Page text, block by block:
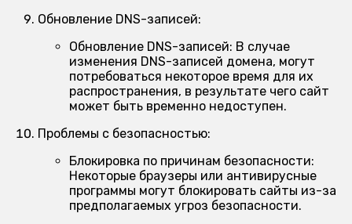
Обновление DNS-записей:
Обновление DNS-записей: В случае
изменения DNS-записей домена, могут
потребоваться некоторое время для их
распространения, в результате чего сайт
может быть временно недоступен.
Проблемы с безопасностью:
Блокировка по причинам безопасности:
Некоторые браузеры или антивирусные
программы могут блокировать сайты из-за
предполагаемых угроз безопасности.